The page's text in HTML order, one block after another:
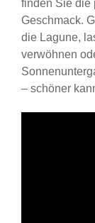
finden Sie die
Geschmack.
die Lagune,
verwöhnen
– schöner